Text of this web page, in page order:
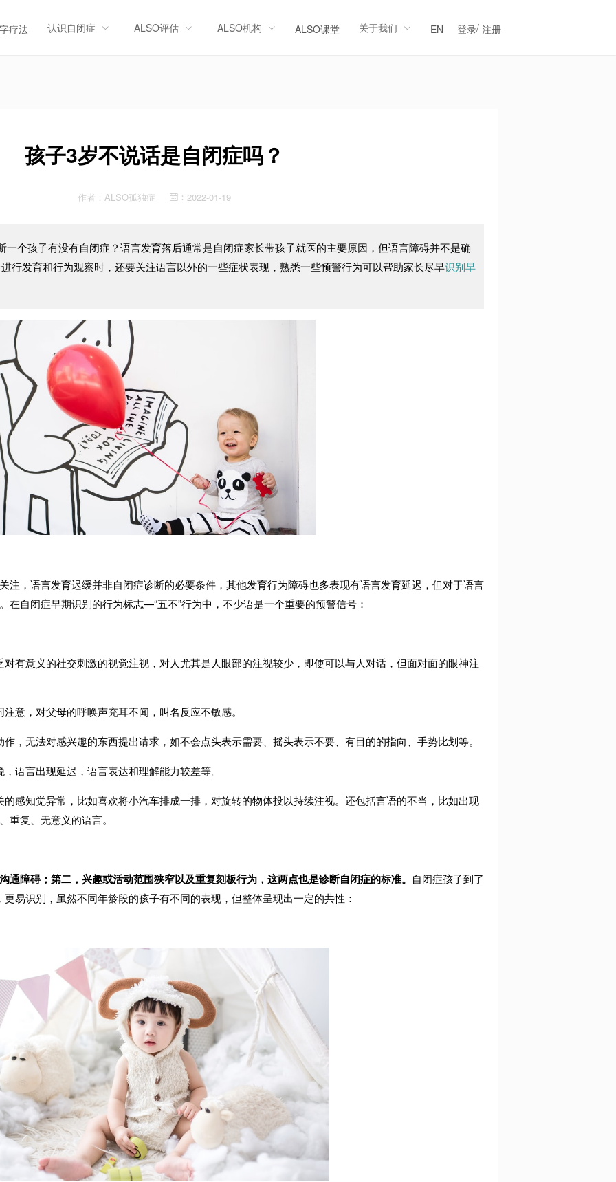
疗法 认识自闭症 ALSO评估 ALSO机构 ALSO课堂 关于我们 EN 登录/ 注册
孩子3岁不说话是自闭症吗？
作者： ALSO孤独症 ： 2022-01-19
一个孩子有没有自闭症？语言发育落后通常是自闭症家长带孩子就医的主要原因，但语言障碍并不是确
行发育和行为观察时，还要关注语言以外的一些症状表现，熟悉一些预警行为可以帮助家长尽早识别早
注，语言发育迟缓并非自闭症诊断的必要条件，其他发育行为障碍也多表现有语言发育延迟，但对于语言
在自闭症早期识别的行为标志—“五不”行为中，不少语是一个重要的预警信号：
对有意义的社交刺激的视觉注视，对人尤其是人眼部的注视较少，即使可以与人对话，但面对面的眼神注
意，对父母的呼唤声充耳不闻，叫名反应不敏感。
，无法对感兴趣的东西提出请求，如不会点头表示需要、摇头表示不要、有目的的指向、手势比划等。
语言出现延迟，语言表达和理解能力较差等。
感知觉异常，比如喜欢将小汽车排成一排，对旋转的物体投以持续注视。还包括言语的不当，比如出现
重复、无意义的语言。
通障碍；第二，兴趣或活动范围狭窄以及重复刻板行为，这两点也是诊断自闭症的标准。 自闭症孩子到了
易识别，虽然不同年龄段的孩子有不同的表现，但整体呈现出一定的共性：